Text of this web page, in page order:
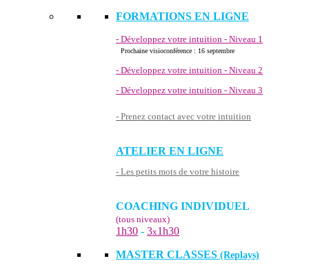
FORMATIONS EN LIGNE
- Développez votre intuition - Niveau 1
Prochaine visioconférence : 16 septembre
- Développez votre intuition - Niveau 2
- Développez votre intuition - Niveau 3
- Prenez contact avec votre intuition
ATELIER EN LIGNE
- Les petits mots de votre histoire
COACHING INDIVIDUEL
(tous niveaux)
1h30 - 3x1h30
MASTER CLASSES (Replays)